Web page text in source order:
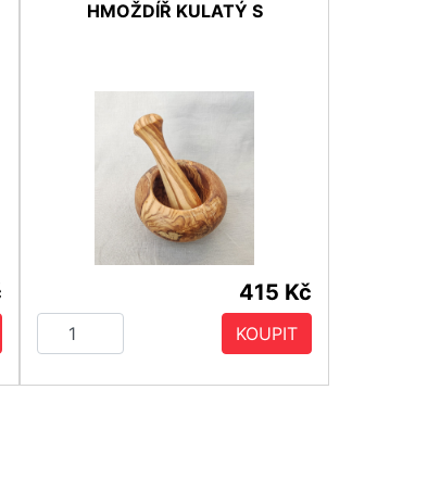
HMOŽDÍŘ KULATÝ S
415 Kč
KOUPIT